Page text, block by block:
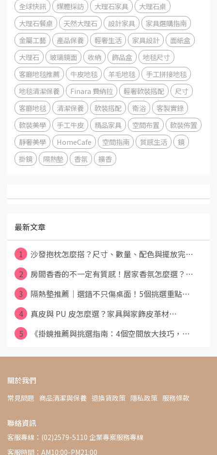
全球快訊
媒體採訪 大理石家具
大理石桌
大理石餐桌
天然大理石 設計家具
家具選購指南
金屬工藝
產品保養 輕奢生活 家具設計
面紙盒
大理石
玻璃鏡面 收納 飾品盒
地毯尺寸
客廳地毯推薦
牛皮地毯 羊毛地毯
手工拼接地毯
地毯清潔保養
Finara 費納拉 輕奢軟裝搭配
尺寸
客廳地毯
清潔保養 軟裝搭配 衛浴
客製實錄
軟裝美學
手工牛皮 精品家具 空間布置
軟裝佈置
靜奢美學
HomeCafe 空間指南 質感生活
鏡
掛鏡
隔熱墊 香氛 擴香
最新文章
1
沙發抱枕怎麼搭？尺寸、數量、配色與擺放完⋯
2
房間香香的不一定有質感！居家香氛怎麼選？⋯
3
隔熱墊推薦｜選錯不只傷桌面！5個挑選重點⋯
4
真皮與 PU 皮怎麼選？家具與家飾皮革材⋯
5
《掛鏡推薦與挑選指南：4個空間放大技巧，⋯
關於我們
常見問題 商品清潔與保養 退換貨政策 隱私政策 服務條款
聯絡資訊
客服專線：(02)2579-5110 企業專案服務專線
客服時間：AM10:00-PM21:00